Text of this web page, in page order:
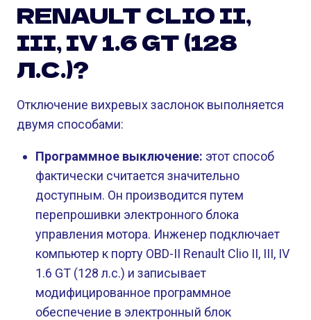
RENAULT CLIO II,
III, IV 1.6 GT (128
Л.С.)?
Отключение вихревых заслонок выполняется
двумя способами:
Программное выключение: этот способ
фактически считается значительно
доступным. Он производится путем
перепрошивки электронного блока
управления мотора. Инженер подключает
компьютер к порту OBD-II Renault Clio II, III, IV
1.6 GT (128 л.с.) и записывает
модифицированное программное
обеспечение в электронный блок